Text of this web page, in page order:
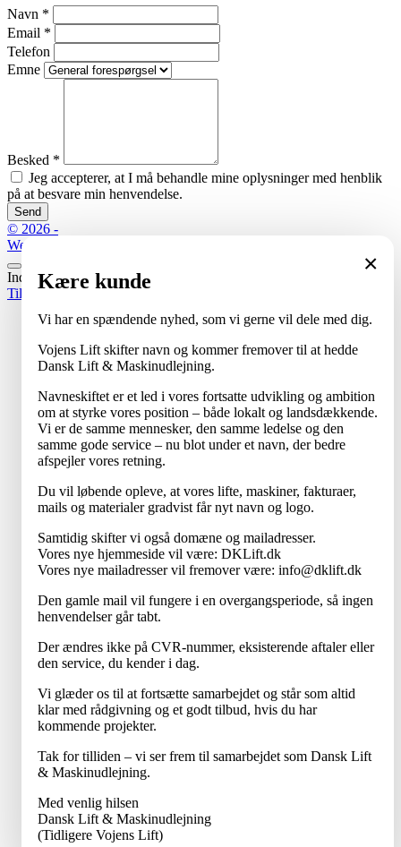
Navn *
Email *
Telefon
Emne
Besked *
Jeg accepterer, at I må behandle mine oplysninger med henblik
på at besvare min henvendelse.
Send
×
Kære kunde
Vi har en spændende nyhed, som vi gerne vil dele med dig.
Vojens Lift skifter navn og kommer fremover til at hedde
Dansk Lift & Maskinudlejning.
Navneskiftet er et led i vores fortsatte udvikling og ambition
om at styrke vores position – både lokalt og landsdækkende.
Vi er de samme mennesker, den samme ledelse og den
samme gode service – nu blot under et navn, der bedre
afspejler vores retning.
Du vil løbende opleve, at vores lifte, maskiner, fakturaer,
mails og materialer gradvist får nyt navn og logo.
Samtidig skifter vi også domæne og mailadresser.
Vores nye hjemmeside vil være: DKLift.dk
Vores nye mailadresser vil fremover være: info@dklift.dk
Den gamle mail vil fungere i en overgangsperiode, så ingen
henvendelser går tabt.
Der ændres ikke på CVR-nummer, eksisterende aftaler eller
den service, du kender i dag.
Vi glæder os til at fortsætte samarbejdet og står som altid
klar med rådgivning og et godt tilbud, hvis du har
kommende projekter.
Tak for tilliden – vi ser frem til samarbejdet som Dansk Lift
& Maskinudlejning.
Med venlig hilsen
Dansk Lift & Maskinudlejning
(Tidligere Vojens Lift)
© 2026 -
Website by
Indlæser...
Tilbage til toppen